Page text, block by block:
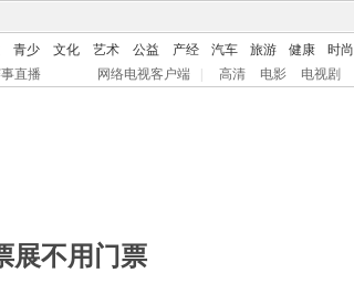
青少 文化 艺术 公益 产经 汽车 旅游 健康 时尚
直播 网络电视客户端 高清 电影 电视剧
展不用门票